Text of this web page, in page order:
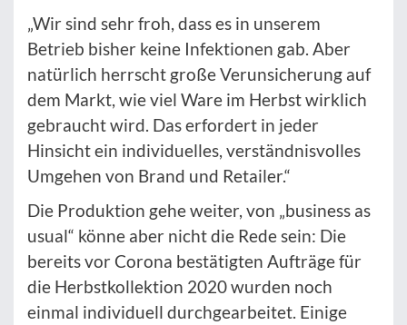
„Wir sind sehr froh, dass es in unserem
Betrieb bisher keine Infektionen gab. Aber
natürlich herrscht große Verunsicherung auf
dem Markt, wie viel Ware im Herbst wirklich
gebraucht wird. Das erfordert in jeder
Hinsicht ein individuelles, verständnisvolles
Umgehen von Brand und Retailer.“
Die Produktion gehe weiter, von „business as
usual“ könne aber nicht die Rede sein: Die
bereits vor Corona bestätigten Aufträge für
die Herbstkollektion 2020 wurden noch
einmal individuell durchgearbeitet. Einige